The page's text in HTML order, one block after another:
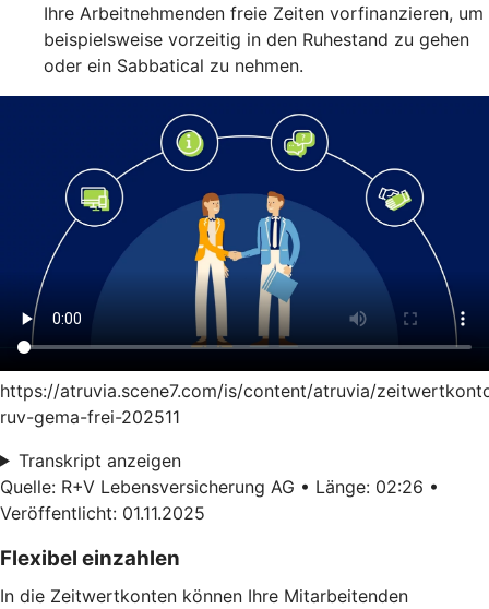
Ihre Arbeitnehmenden freie Zeiten vorfinanzieren, um
beispielsweise vorzeitig in den Ruhestand zu gehen
oder ein Sabbatical zu nehmen.
https://atruvia.scene7.com/is/content/atruvia/
ruv-gema-frei-202511
Transkript anzeigen
Quelle: R+V Lebensversicherung AG • Länge: 02:26 •
Veröffentlicht: 01.11.2025
Flexibel einzahlen
In die Zeitwertkonten können Ihre Mitarbeitenden